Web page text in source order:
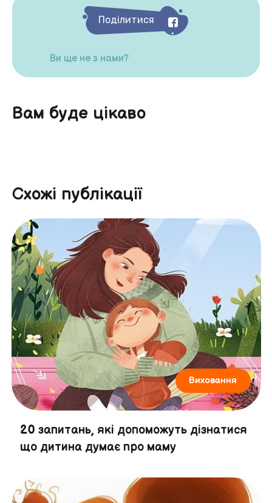
Поділитися
Ви ще не з нами?
Вам буде цікаво
Схожі публікації
Виховання
20 запитань, які допоможуть дізнатися
що дитина думає про маму